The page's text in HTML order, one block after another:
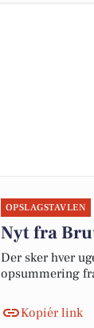
OPSLAGSTAVLEN
Nyt fra
Der sker hver
opsummering
Kopiér link